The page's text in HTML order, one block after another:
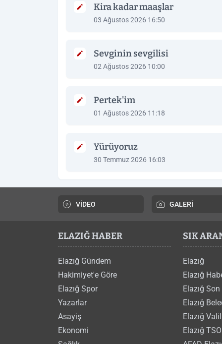
Kira kadar maaşlar
03 Ağustos 2026 16:50
Sevginin sevgilisi
02 Ağustos 2026 10:00
Pertek'im
01 Ağustos 2026 11:18
Yürüyoruz
30 Temmuz 2026 16:03
VİDEO GALERİ
ELAZIĞ HABER
Elazığ Gündem
Hakimiyet'e Göre
Elazığ Spor
Yazarlar
Asayiş
Ekonomi
SIK
Elazığ
Elazığ
Elazığ
Elazığ
Elazığ
Elazığ TSO